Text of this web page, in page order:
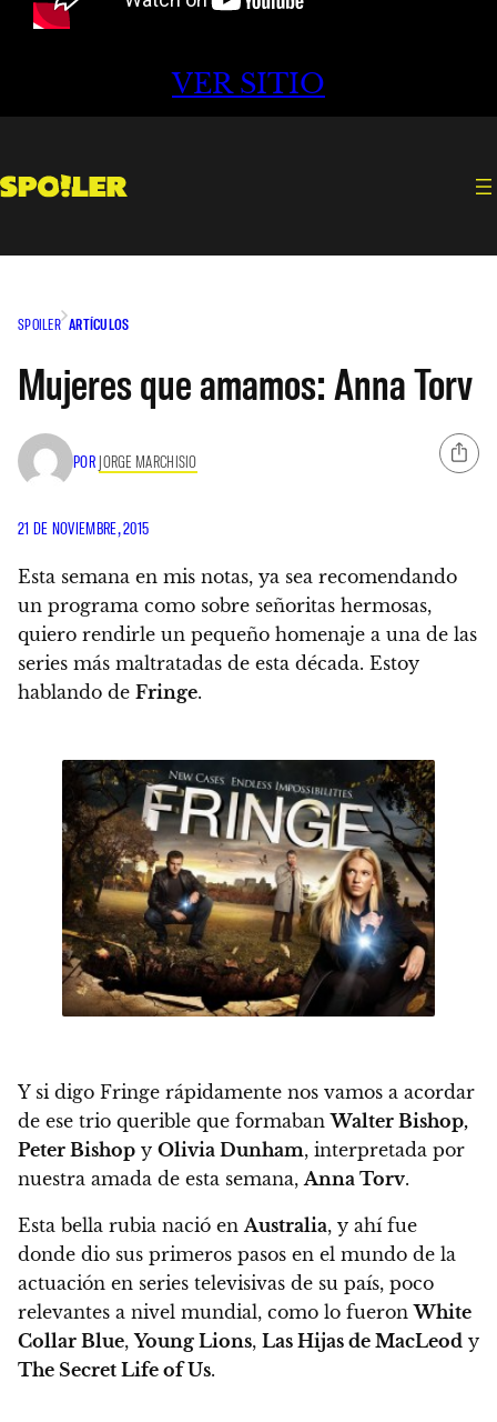
VER SITIO
SPOILER ARTÍCULOS
Mujeres que amamos: Anna Torv
POR JORGE MARCHISIO
21 DE NOVIEMBRE, 2015
Esta semana en mis notas, ya sea recomendando
un programa como sobre señoritas hermosas,
quiero rendirle un pequeño homenaje a una de las
series más maltratadas de esta década. Estoy
hablando de Fringe.
Y si digo Fringe rápidamente nos vamos a acordar
de ese trio querible que formabanWalter Bishop,
Peter Bishop y Olivia Dunham, interpretada por
nuestra amada de esta semana, Anna Torv.
Esta bella rubia nació en Australia, y ahí fue
donde dio sus primeros pasos en el mundo de la
actuación en series televisivas de su país, poco
relevantes a nivel mundial, como lo fueronWhite
Collar Blue,Young Lions, Las Hijas de MacLeod y
The Secret Life of Us.